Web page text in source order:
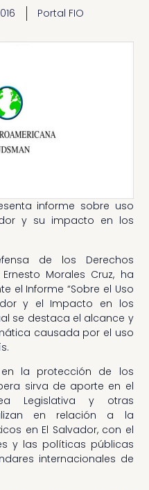
Portal FIO
informe sobre uso
y su impacto en los
de los Derechos
Morales Cruz, ha
el Informe “Sobre el Uso
y el Impacto en los
se destaca el alcance y
causada por el uso
la protección de los
sirva de aporte en el
Legislativa y otras
en relación a la
en El Salvador, con el
y las políticas públicas
internacionales de